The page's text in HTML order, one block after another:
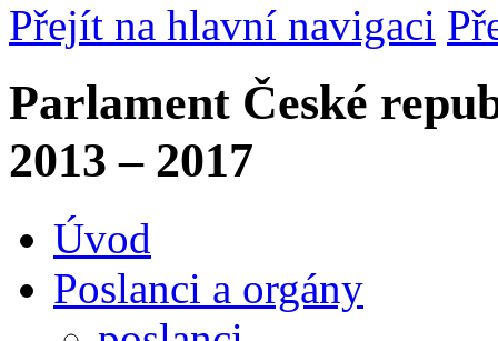
Přejít na hlavní navigaci
Parlament České
2013 – 2017
Úvod
Poslanci a orgány